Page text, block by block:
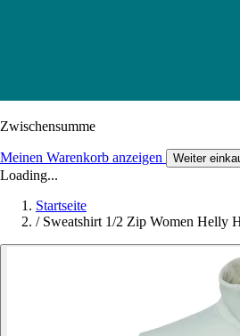
Zwischensumme
Meinen Warenkorb anzeigen Weiter
Loading...
Startseite
/ Sweatshirt 1/2 Zip Women Helly